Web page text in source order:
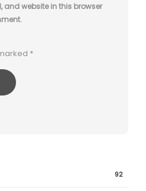
and website in this browser
*
92